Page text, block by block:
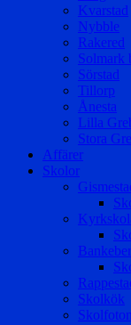
Kvarstad
Nybble
Rakered
Solmark
Sörstad
Tillorp
Ånesta
Lilla
Stora
Affärer
Skolor
Skolkök